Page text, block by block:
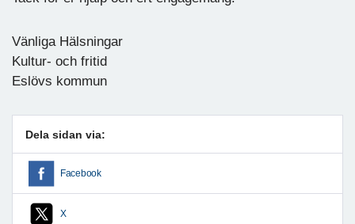
Vänliga Hälsningar
Kultur- och fritid
Eslövs kommun
Dela sidan via:
Facebook
X